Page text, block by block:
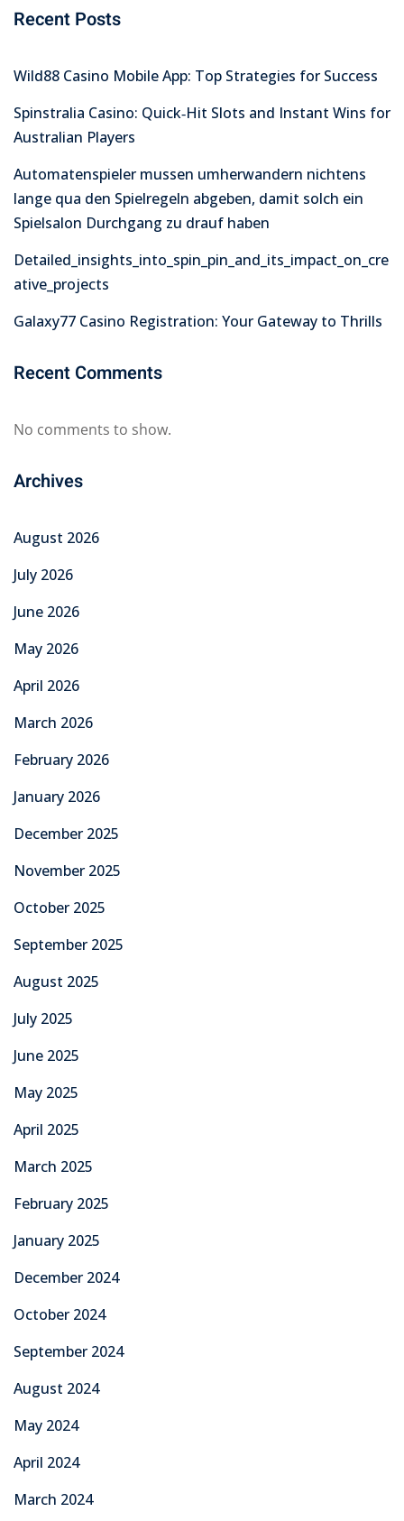
Recent Posts
Wild88 Casino Mobile App: Top Strategies for Success
Spinstralia Casino: Quick‑Hit Slots and Instant Wins for
Australian Players
Automatenspieler mussen umherwandern nichtens
lange qua den Spielregeln abgeben, damit solch ein
Spielsalon Durchgang zu drauf haben
Detailed_insights_into_spin_pin_and_its_impact_on_cre
ative_projects
Galaxy77 Casino Registration: Your Gateway to Thrills
Recent Comments
No comments to show.
Archives
August 2026
July 2026
June 2026
May 2026
April 2026
March 2026
February 2026
January 2026
December 2025
November 2025
October 2025
September 2025
August 2025
July 2025
June 2025
May 2025
April 2025
March 2025
February 2025
January 2025
December 2024
October 2024
September 2024
August 2024
May 2024
April 2024
March 2024